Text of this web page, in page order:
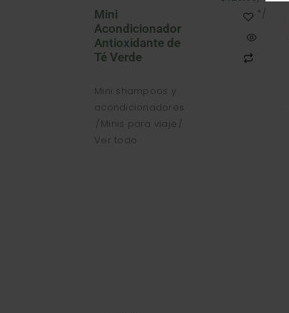
Mini
Acondicionador
Antioxidante de
Té Verde
Mini shampoos y
acondicionadores
Minis para viaje
Ver todo
*/